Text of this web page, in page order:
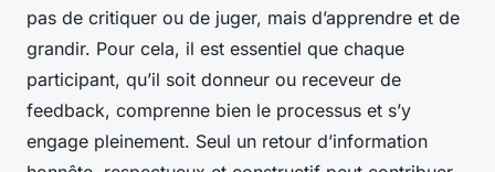
pas de critiquer ou de juger, mais d’apprendre et de
grandir. Pour cela, il est essentiel que chaque
participant, qu’il soit donneur ou receveur de
feedback, comprenne bien le processus et s’y
engage pleinement. Seul un retour d’information